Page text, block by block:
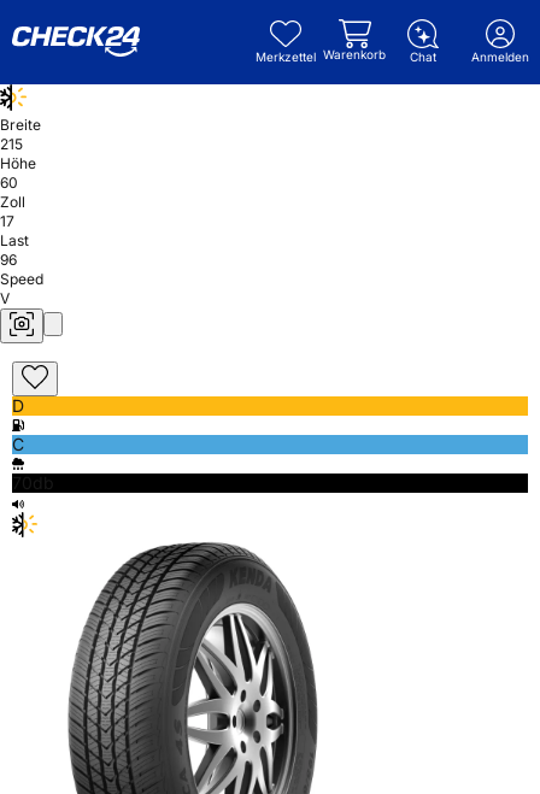
Merkzettel Warenkorb Chat Anmelden
Breite
215
Höhe
60
Zoll
17
Last
96
Speed
V
D
C
70db